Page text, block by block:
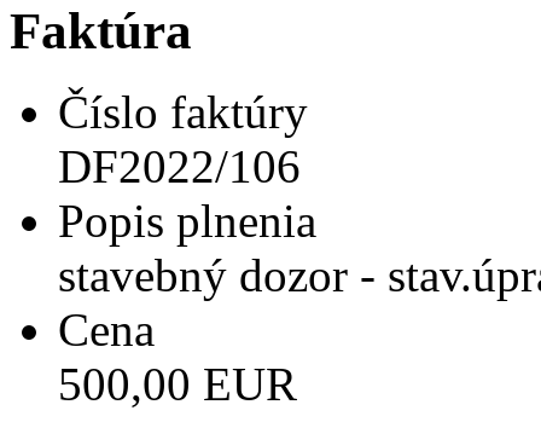
Faktúra
Číslo faktúry
DF2022/106
Popis plnenia
stavebný dozor -
Cena
500,00 EUR